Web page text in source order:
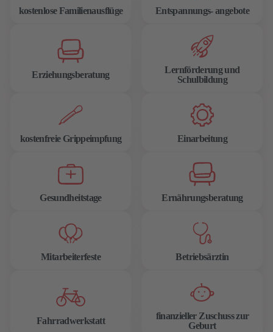
kostenlose Familienausflüge Entspannungs- angebote
Erziehungsberatung
Lernförderung und
Schulbildung
kostenfreie Grippeimpfung Einarbeitung
Gesundheitstage Ernährungsberatung
Mitarbeiterfeste Betriebsärztin
Fahrradwerkstatt
finanzieller Zuschuss zur
Geburt